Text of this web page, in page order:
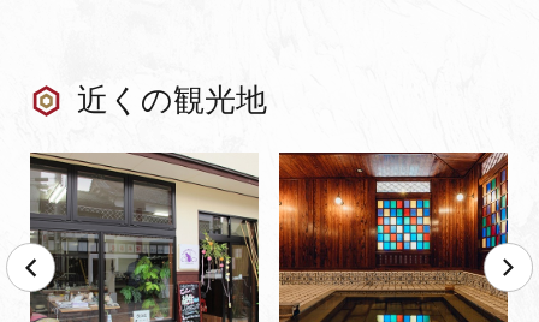
近くの観光地